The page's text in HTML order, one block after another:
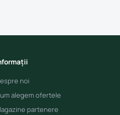
noi
alegem ofertele
partenere